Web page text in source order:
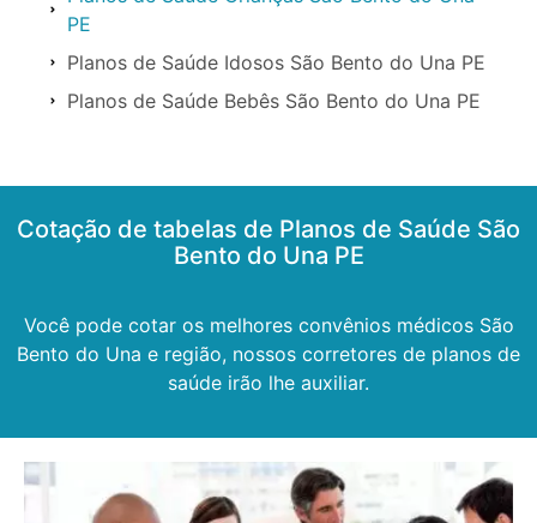
PE
Planos de Saúde Idosos São Bento do Una PE
Planos de Saúde Bebês São Bento do Una PE
Cotação de tabelas de Planos de Saúde São
Bento do Una PE
Você pode cotar os melhores convênios médicos São
Bento do Una e região, nossos corretores de planos de
saúde irão lhe auxiliar.